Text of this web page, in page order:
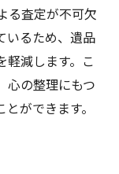
る査定が不可欠
いるため、遺品
軽減します。こ
心の整理にもつ
ができます。